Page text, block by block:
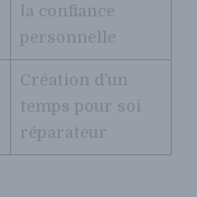
la confiance
personnelle
Création d’un
temps pour soi
réparateur